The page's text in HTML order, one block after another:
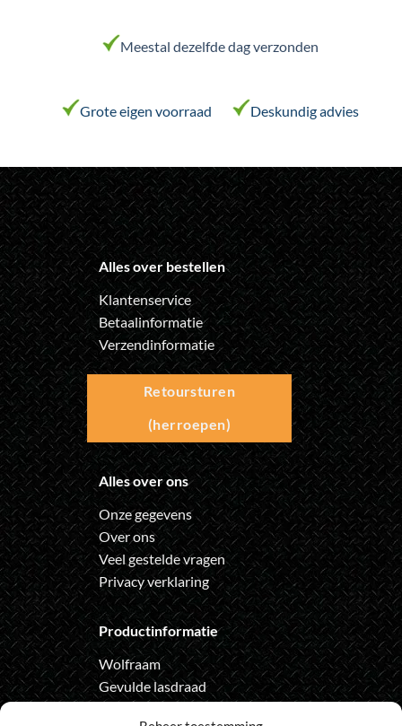
gekozen
de
productpagina
gekozen
de
productpagina
Meestal dezelfde dag verzonden
Grote eigen voorraad Deskundig advies
Alles over bestellen
Klantenservice
Betaalinformatie
Verzendinformatie
Retoursturen
(herroepen)
Alles over ons
Onze gegevens
Over ons
Veel gestelde vragen
Privacy verklaring
Productinformatie
Wolfraam
Gevulde lasdraad